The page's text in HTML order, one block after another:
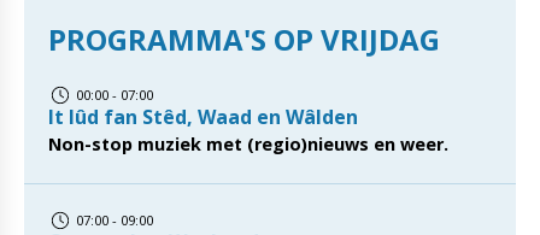
PROGRAMMA'S OP VRIJDAG
00:00 - 07:00
It lûd fan Stêd, Waad en Wâlden
Non-stop muziek met (regio)nieuws en weer.
07:00 - 09:00